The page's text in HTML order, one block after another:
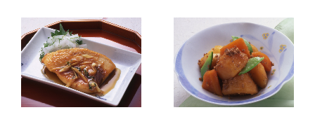
鍋奉行マニュアル
ミツカンのCM
ロングセラー商品 ＋ おすすめレシピ
人気商品 ＋ おすすめレシピ
おいしさと健康への取り組み
キッザニア東京「ぽん酢工房」
ミツカン公式通販